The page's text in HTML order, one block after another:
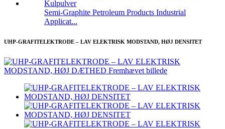
Semi-Graphite Petroleum Products Industrial
Applicat...
UHP-GRAFITELEKTRODE – LAV ELEKTRISK MODSTAND, HØJ DENSITET